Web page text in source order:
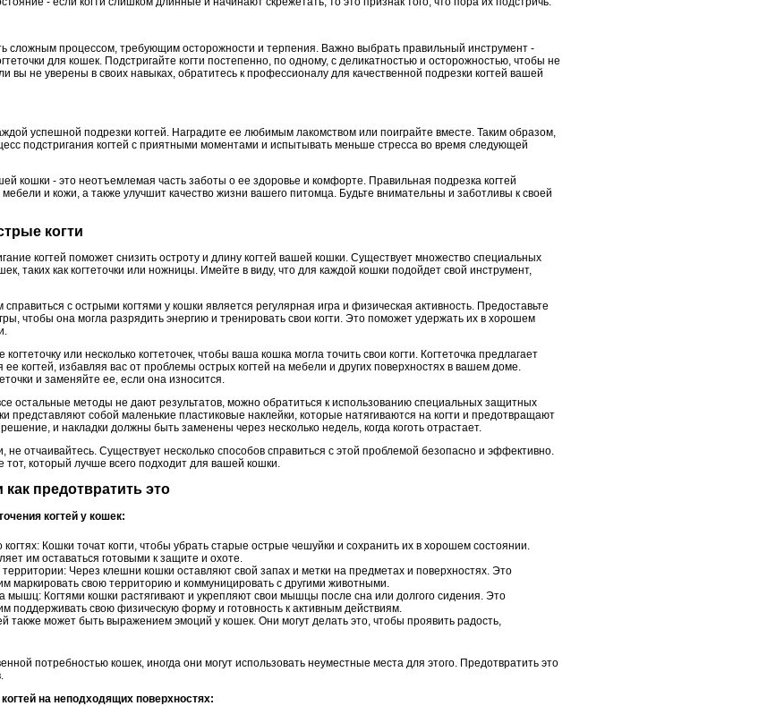
сложным процессом, требующим осторожности и терпения. Важно выбрать правильный инструмент -
для кошек. Подстригайте когти постепенно, по одному, с деликатностью и осторожностью, чтобы не
вы не уверены в своих навыках, обратитесь к профессионалу для качественной подрезки когтей вашей
успешной подрезки когтей. Наградите ее любимым лакомством или поиграйте вместе. Таким образом,
подстригания когтей с приятными моментами и испытывать меньше стресса во время следующей
кошки - это неотъемлемая часть заботы о ее здоровье и комфорте. Правильная подрезка когтей
и кожи, а также улучшит качество жизни вашего питомца. Будьте внимательны и заботливы к своей
когти
когтей поможет снизить остроту и длину когтей вашей кошки. Существует множество специальных
таких как когтеточки или ножницы. Имейте в виду, что для каждой кошки подойдет свой инструмент,
с острыми когтями у кошки является регулярная игра и физическая активность. Предоставьте
чтобы она могла разрядить энергию и тренировать свои когти. Это поможет удержать их в хорошем
или несколько когтеточек, чтобы ваша кошка могла точить свои когти. Когтеточка предлагает
когтей, избавляя вас от проблемы острых когтей на мебели и других поверхностях в вашем доме.
и заменяйте ее, если она износится.
остальные методы не дают результатов, можно обратиться к использованию специальных защитных
представляют собой маленькие пластиковые наклейки, которые натягиваются на когти и предотвращают
и накладки должны быть заменены через несколько недель, когда коготь отрастает.
не отчаивайтесь. Существует несколько способов справиться с этой проблемой безопасно и эффективно.
который лучше всего подходит для вашей кошки.
как предотвратить это
когтей у кошек:
когтях: Кошки точат когти, чтобы убрать старые острые чешуйки и сохранить их в хорошем состоянии.
им оставаться готовыми к защите и охоте.
Через клешни кошки оставляют свой запах и метки на предметах и поверхностях. Это
маркировать свою территорию и коммуницировать с другими животными.
мышц: Когтями кошки растягивают и укрепляют свои мышцы после сна или долгого сидения. Это
поддерживать свою физическую форму и готовность к активным действиям.
также может быть выражением эмоций у кошек. Они могут делать это, чтобы проявить радость,
потребностью кошек, иногда они могут использовать неуместные места для этого. Предотвратить это
когтей на неподходящих поверхностях: